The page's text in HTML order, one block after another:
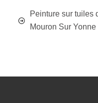
Peinture sur tuiles
Mouron Sur Yonne